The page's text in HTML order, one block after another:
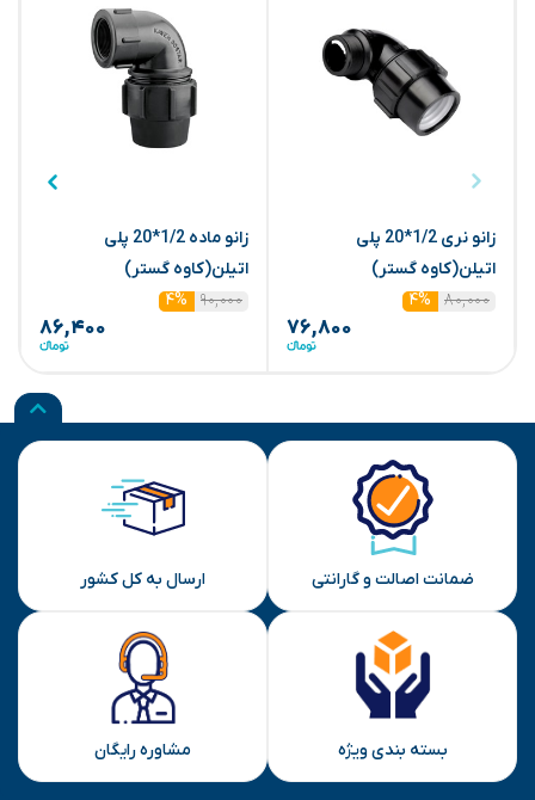
زانو نری 1/2*20 پلی
اتیلن(کاوه گستر)
۸۰,۰۰۰
۴%
۷۶,۸۰۰
زانو ماده 1/2*20 پلی
اتیلن(کاوه گستر)
۹۰,۰۰۰
۴%
۸۶,۴۰۰
ضمانت اصالت و گارانتی ارسال به کل کشور
بسته بندی ویژه مشاوره رایگان